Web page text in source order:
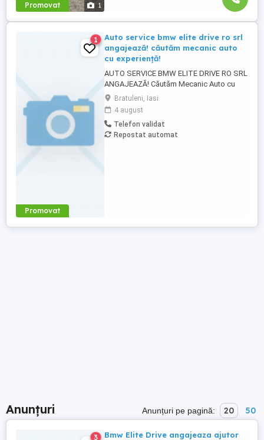
Promovat 1
Promovat
1
Auto service bmw elite drive ro srl
angajează! căutăm mecanic auto
cu experiență!
AUTO SERVICE BMW ELITE DRIVE RO SRL
ANGAJEAZĂ! Căutăm Mecanic Auto cu
experiență pentru a se alătura echipei
noastre. Salariu: 5.000 lei + bonusuri, în
funcție de performanță. Mediu de lucru
profesionist și condiții avantajoase. Str
Carului nr 1 Zona Metro (Turbolider) Pentru
Bratuleni, Iasi
4 august
Telefon validat
Repostat automat
Anunțuri Anunțuri pe pagină: 20 50
3
Bmw Elite Drive angajeaza ajutor